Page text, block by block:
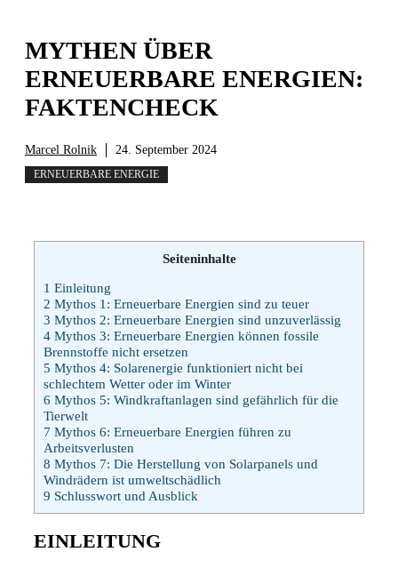
MYTHEN ÜBER
ERNEUERBARE ENERGIEN:
FAKTENCHECK
Marcel Rolnik 24. September 2024
ERNEUERBARE ENERGIE
Seiteninhalte
1 Einleitung
2 Mythos 1: Erneuerbare Energien sind zu teuer
3 Mythos 2: Erneuerbare Energien sind unzuverlässig
4 Mythos 3: Erneuerbare Energien können fossile
Brennstoffe nicht ersetzen
5 Mythos 4: Solarenergie funktioniert nicht bei
schlechtem Wetter oder im Winter
6 Mythos 5: Windkraftanlagen sind gefährlich für die
Tierwelt
7 Mythos 6: Erneuerbare Energien führen zu
Arbeitsverlusten
8 Mythos 7: Die Herstellung von Solarpanels und
Windrädern ist umweltschädlich
9 Schlusswort und Ausblick
EINLEITUNG